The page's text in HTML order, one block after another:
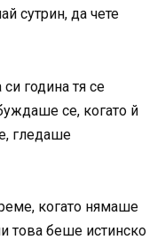
сутрин, да чете
година тя се
се, когато й
гледаше
когато нямаше
това беше истинско